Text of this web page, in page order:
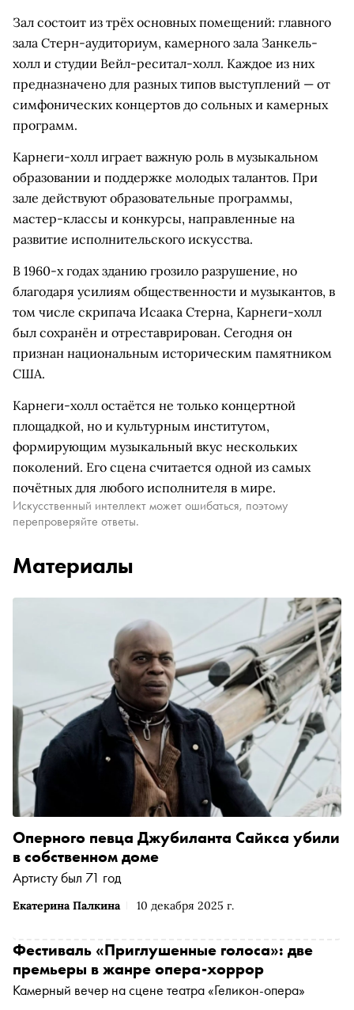
Зал состоит из трёх основных помещений: главного
зала Стерн-аудиториум, камерного зала Занкель-
холл и студии Вейл-реситал-холл. Каждое из них
предназначено для разных типов выступлений — от
симфонических концертов до сольных и камерных
программ.
Карнеги-холл играет важную роль в музыкальном
образовании и поддержке молодых талантов. При
зале действуют образовательные программы,
мастер-классы и конкурсы, направленные на
развитие исполнительского искусства.
В 1960-х годах зданию грозило разрушение, но
благодаря усилиям общественности и музыкантов, в
том числе скрипача Исаака Стерна, Карнеги-холл
был сохранён и отреставрирован. Сегодня он
признан национальным историческим памятником
США.
Карнеги-холл остаётся не только концертной
площадкой, но и культурным институтом,
формирующим музыкальный вкус нескольких
поколений. Его сцена считается одной из самых
почётных для любого исполнителя в мире.
Искусственный интеллект может ошибаться, поэтому
перепроверяйте ответы.
Материалы
Екатерина Палкина 10 декабря 2025 г.
Оперного певца Джубиланта Сайкса убили
в собственном доме
Артисту был 71 год
Фестиваль «Приглушенные голоса»: две
премьеры в жанре опера-хоррор
Камерный вечер на сцене театра «Геликон-опера»